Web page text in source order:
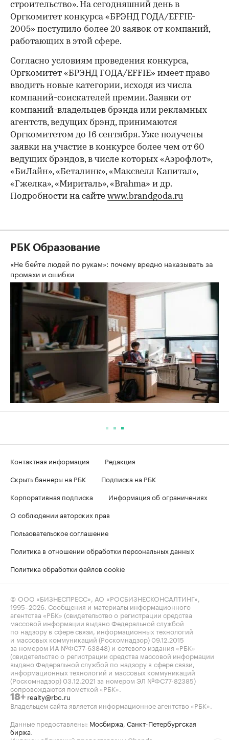
строительство». На сегодняшний день в
Оргкомитет конкурса «БРЭНД ГОДА/EFFIE-
2005» поступило более 20 заявок от компаний,
работающих в этой сфере.
Согласно условиям проведения конкурса,
Оргкомитет «БРЭНД ГОДА/EFFIE» имеет право
вводить новые категории, исходя из числа
компаний-соискателей премии. Заявки от
компаний-владельцев брэнда или рекламных
агентств, ведущих брэнд, принимаются
Оргкомитетом до 16 сентября. Уже получены
заявки на участие в конкурсе более чем от 60
ведущих брэндов, в числе которых «Аэрофлот»,
«БиЛайн», «Беталинк», «Максвелл Капитал»,
«Гжелка», «Мириталь», «Brahma» и др.
Подробности на сайте www.brandgoda.ru
РБК Образование
«Не бейте людей по рукам»: почему вредно наказывать за
промахи и ошибки
Контактная информация
Редакция
Скрыть баннеры на РБК
Подписка на РБК
Корпоративная подписка
Информация об ограничениях
О соблюдении авторских прав
Пользовательское соглашение
Политика в отношении обработки персональных данных
Политика обработки файлов cookie
© ООО «БИЗНЕСПРЕСС», АО «РОСБИЗНЕСКОНСАЛТИНГ»,
1995–2026. Сообщения и материалы информационного
агентства «РБК» (свидетельство о регистрации средства
массовой информации выдано Федеральной службой
по надзору в сфере связи, информационных технологий
и массовых коммуникаций (Роскомнадзор) 09.12.2015
за номером ИА №ФС77-63848) и сетевого издания «РБК»
(свидетельство о регистрации средства массовой информации
выдано Федеральной службой по надзору в сфере связи,
информационных технологий и массовых коммуникаций
(Роскомнадзор) 03.12.2021 за номером ЭЛ №ФС77-82385)
сопровождаются пометкой «РБК».
18+ realty@rbc.ru
Владельцем сайта является информационное агентство «РБК».
Данные предоставлены: Мосбиржа, Санкт-Петербургская
биржа.